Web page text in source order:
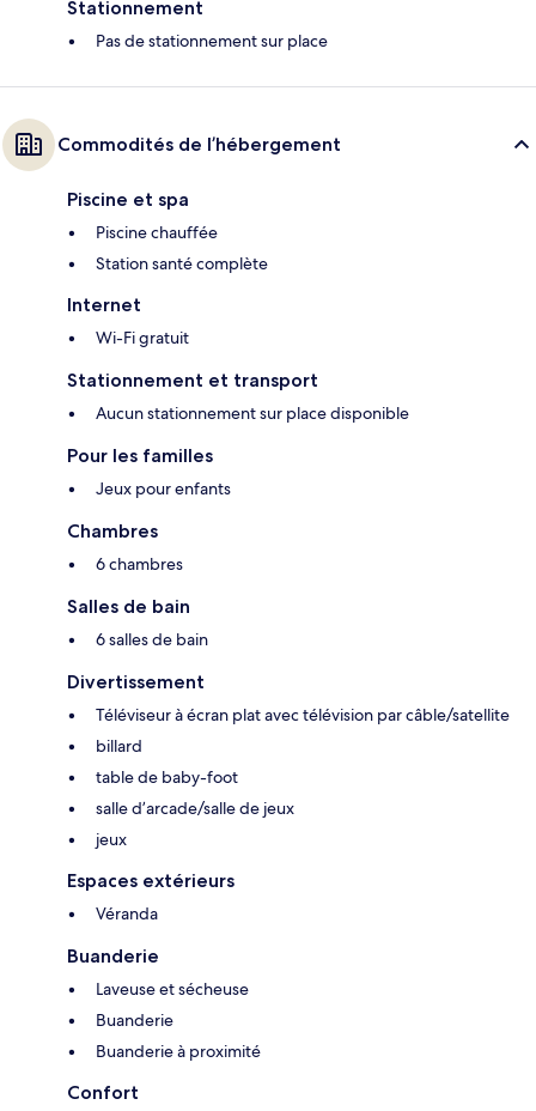
Stationnement
Pas de stationnement sur place
Commodités de l’hébergement
Piscine et spa
Piscine chauffée
Station santé complète
Internet
Wi-Fi gratuit
Stationnement et transport
Aucun stationnement sur place disponible
Pour les familles
Jeux pour enfants
Chambres
6 chambres
Salles de bain
6 salles de bain
Divertissement
Téléviseur à écran plat avec télévision par câble/satellite
billard
table de baby-foot
salle d’arcade/salle de jeux
jeux
Espaces extérieurs
Véranda
Buanderie
Laveuse et sécheuse
Buanderie
Buanderie à proximité
Confort